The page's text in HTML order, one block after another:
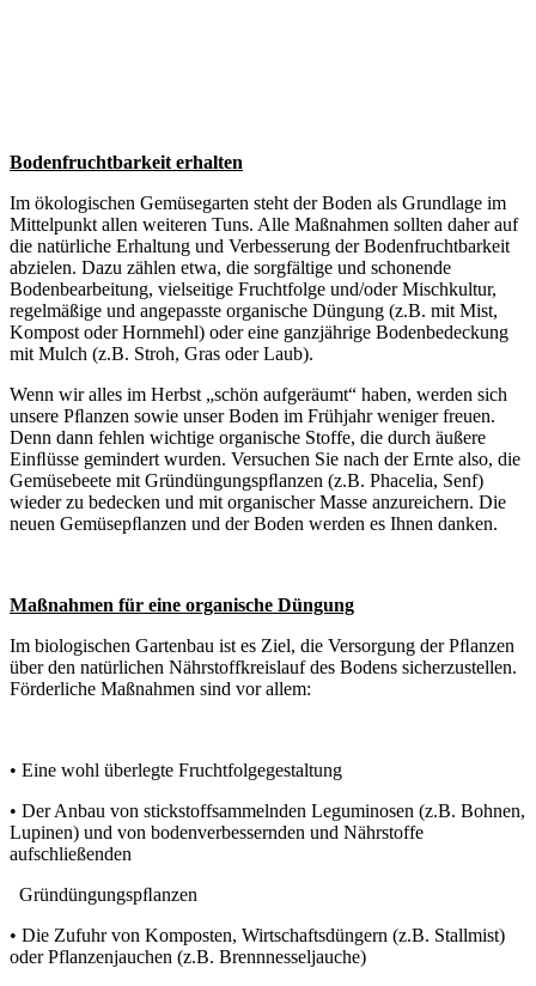
Bodenfruchtbarkeit erhalten
Im ökologischen Gemüsegarten steht der Boden als Grundlage im
Mittelpunkt allen weiteren Tuns. Alle Maßnahmen sollten daher auf
die natürliche Erhaltung und Verbesserung der Bodenfruchtbarkeit
abzielen. Dazu zählen etwa, die sorgfältige und schonende
Bodenbearbeitung, vielseitige Fruchtfolge und/oder Mischkultur,
regelmäßige und angepasste organische Düngung (z.B. mit Mist,
Kompost oder Hornmehl) oder eine ganzjährige Bodenbedeckung
mit Mulch (z.B. Stroh, Gras oder Laub).
Wenn wir alles im Herbst „schön aufgeräumt“ haben, werden sich
unsere Pﬂanzen sowie unser Boden im Frühjahr weniger freuen.
Denn dann fehlen wichtige organische Stoffe, die durch äußere
Einﬂüsse gemindert wurden. Versuchen Sie nach der Ernte also, die
Gemüsebeete mit Gründüngungspﬂanzen (z.B. Phacelia, Senf)
wieder zu bedecken und mit organischer Masse anzureichern. Die
neuen Gemüsepﬂanzen und der Boden werden es Ihnen danken.
Maßnahmen für eine organische Düngung
Im biologischen Gartenbau ist es Ziel, die Versorgung der Pﬂanzen
über den natürlichen Nährstoffkreislauf des Bodens sicherzustellen.
Förderliche Maßnahmen sind vor allem:
• Eine wohl überlegte Fruchtfolgegestaltung
• Der Anbau von stickstoffsammelnden Leguminosen (z.B. Bohnen,
Lupinen) und von bodenverbessernden und Nährstoffe
aufschließenden
Gründüngungspﬂanzen
• Die Zufuhr von Komposten, Wirtschaftsdüngern (z.B. Stallmist)
oder Pflanzenjauchen (z.B. Brennnesseljauche)